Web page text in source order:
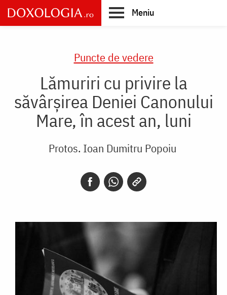
Skip
to
main
Meniu
Puncte de vedere
Lămuriri cu privire la
săvârșirea Deniei Canonului
Mare, în acest an, luni
Protos. Ioan Dumitru Popoiu